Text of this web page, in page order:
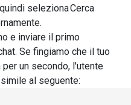
seleziona Cerca
e inviare il primo
Se fingiamo che il tuo
un secondo, l'utente
al seguente: